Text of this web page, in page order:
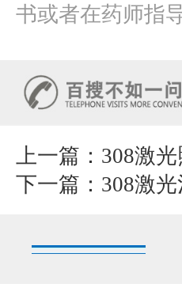
书或者在药师指
上一篇： 308激
下一篇： 308激